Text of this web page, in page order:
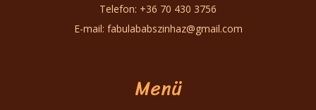
Telefon: +36 70 430 3756
E-mail: fabulababszinhaz@gmail.com
Menü